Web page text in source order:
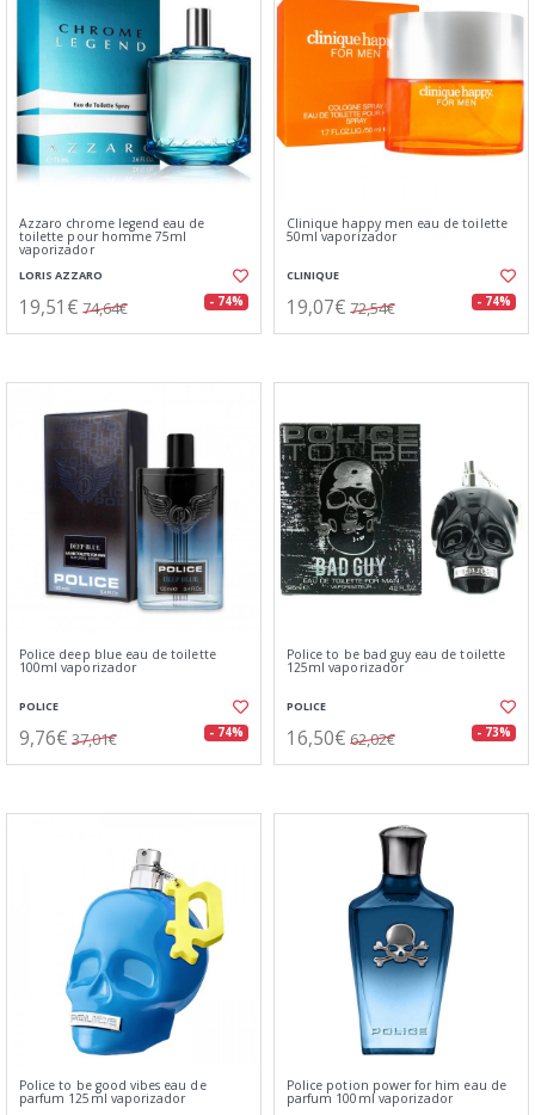
Azzaro chrome legend eau de
toilette pour homme 75ml
vaporizador
LORIS AZZARO
19,51€ 74,64€ - 74%
Clinique happy men eau de toilette
50ml vaporizador
CLINIQUE
19,07€ 72,54€ - 74%
Police deep blue eau de toilette
100ml vaporizador
POLICE
9,76€ 37,01€ - 74%
Police to be bad guy eau de toilette
125ml vaporizador
POLICE
16,50€ 62,02€ - 73%
Police to be good vibes eau de
parfum 125ml vaporizador
Police potion power for him eau de
parfum 100ml vaporizador